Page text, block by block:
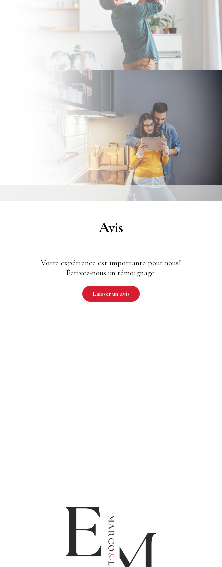
Avis
Votre expérience est importante pour nous!
Écrivez-nous un témoignage.
Laisser un avis